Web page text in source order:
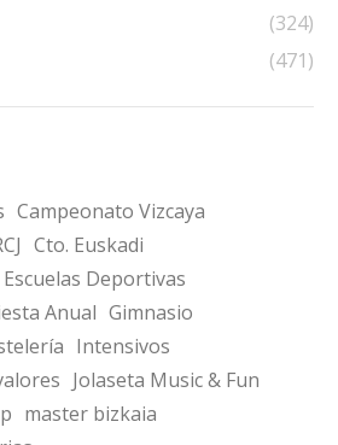
(324)
(471)
Campeonato Vizcaya
Cto. Euskadi
Escuelas Deportivas
Anual Gimnasio
Intensivos
Jolaseta Music & Fun
master bizkaia